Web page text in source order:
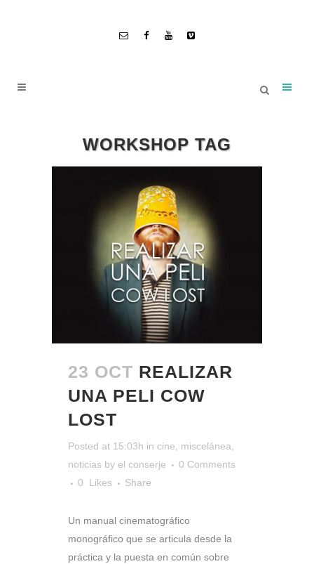
WORKSHOP TAG
23 OCT REALIZAR
UNA PELI COW
LOST
Posted at 15:03h in cine, miscelánea,
noticias by el conserje
0 Comments
0
Likes Share
Un manual cinematográfico
monográfico que se articula desde la
práctica y la puesta en común sobre